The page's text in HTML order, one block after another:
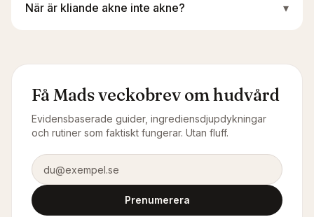
När är kliande akne inte akne? ▾
Få Mads veckobrev om hudvård
Evidensbaserade guider, ingrediensdjupdykningar
och rutiner som faktiskt fungerar. Utan fluff.
E-postadress
Prenumerera